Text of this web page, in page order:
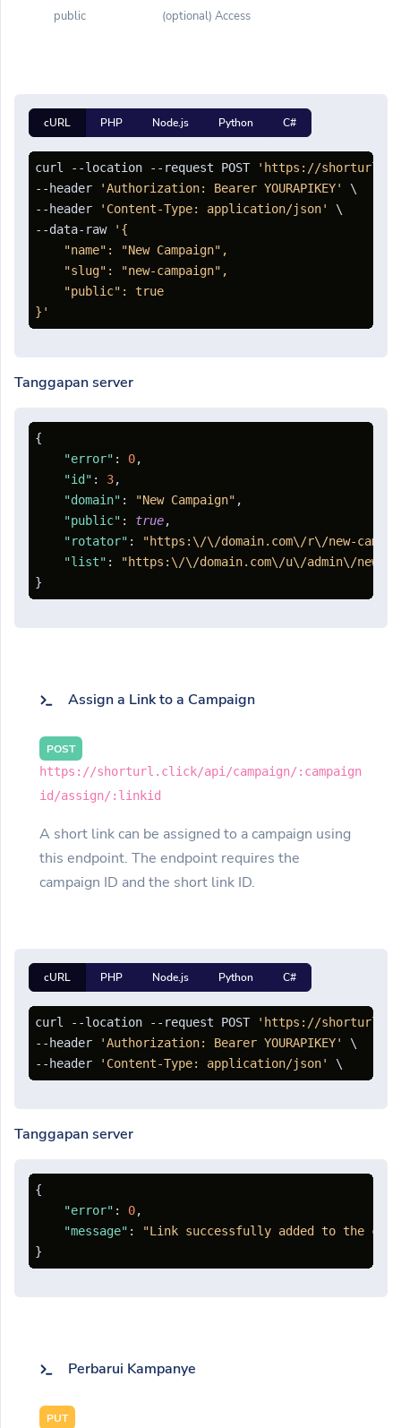
public (optional) Access
cURL PHP Node.js Python C#
curl --location --request POST
'https://
--header
'Authorization: Bearer YOURAPIKEY'
\
--header
'Content-Type: application/json'
\
--data-raw
'{
    "name": "New Campaign",
    "slug": "new-campaign",
    "public": true
}'
Tanggapan server
{
"error" : 0,
"id" : 3,
"domain" : "New Campaign" ,
"public" : true,
"rotator" :
"https:\/\/domain.com\/r\/new-
"list" :
"https:\/\/domain.com\/u\/admin\/new-
}
Assign a Link to a Campaign
POST
https://shorturl.click/api/campaign/:campaign
id/assign/:linkid
A short link can be assigned to a campaign using
this endpoint. The endpoint requires the
campaign ID and the short link ID.
cURL PHP Node.js Python C#
curl --location --request POST
'https://
--header
'Authorization: Bearer YOURAPIKEY'
\
--header
'Content-Type: application/json'
Tanggapan server
{
"error" : 0,
"message" :
"Link successfully added to the
}
Perbarui Kampanye
PUT